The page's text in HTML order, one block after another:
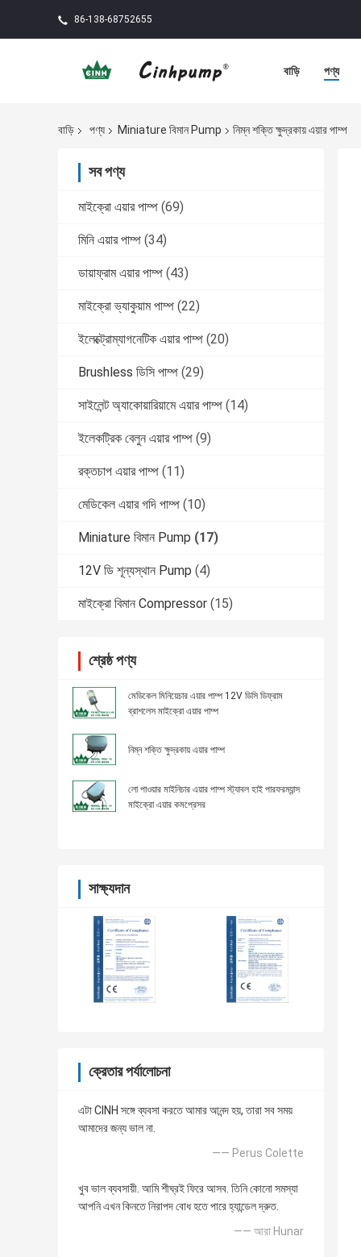
86-138-68752655
বাড়ি পণ্য
বাড়ি পণ্য Miniature বিমান Pump নিম্ন শক্তি ক্ষুদ্রকায় এয়ার পাম্প
সব পণ্য
মাইক্রো এয়ার পাম্প (69)
মিনি এয়ার পাম্প (34)
ডায়াফ্রাম এয়ার পাম্প (43)
মাইক্রো ভ্যাকুয়াম পাম্প (22)
ইলেক্ট্রোম্যাগনেটিক এয়ার পাম্প (20)
Brushless ডিসি পাম্প (29)
সাইলেন্ট অ্যাকোয়ারিয়ামে এয়ার পাম্প (14)
ইলেকট্রিক বেলুন এয়ার পাম্প (9)
রক্তচাপ এয়ার পাম্প (11)
মেডিকেল এয়ার গদি পাম্প (10)
Miniature বিমান Pump (17)
12V ডি শূন্যস্থান Pump (4)
মাইক্রো বিমান Compressor (15)
শ্রেষ্ঠ পণ্য
মেডিকেল মিনিয়েচার এয়ার পাম্প 12V ডিসি ডিফ্রাম
ব্রাশলেস মাইক্রো এয়ার পাম্প
নিম্ন শক্তি ক্ষুদ্রকায় এয়ার পাম্প
লো পাওয়ার মাইনিচার এয়ার পাম্প স্ট্যাবল হাই পারফরম্যান্স
মাইক্রো এয়ার কমপ্রেসর
সাক্ষ্যদান
ক্রেতার পর্যালোচনা
এটা CINH সঙ্গে ব্যবসা করতে আমার আনন্দ হয়, তারা সব সময়
আমাদের জন্য ভাল না.
—— Perus Colette
খুব ভাল ব্যবসায়ী. আমি শীঘ্রই ফিরে আসব. তিনি কোনো সমস্যা
আপনি এখন কিনতে নিরাপদ বোধ হতে পারে হ্যান্ডেল দ্রুত.
—— আরা Hunar